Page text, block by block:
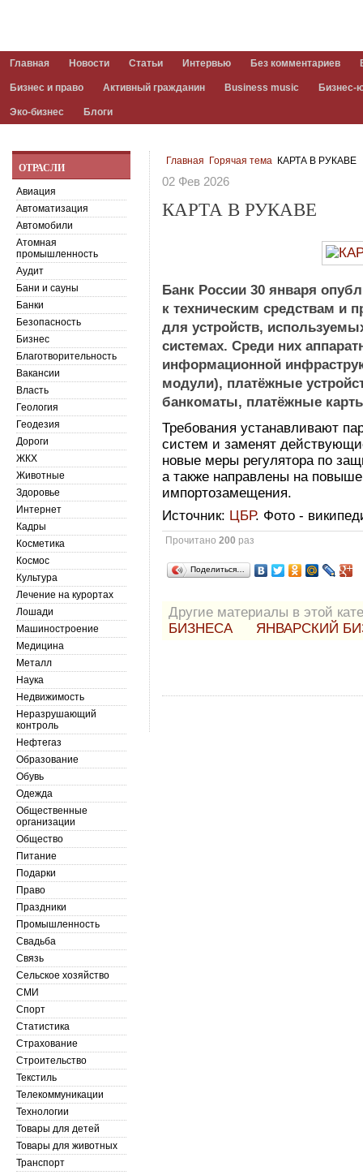
Главная Новости Статьи Интервью Без комментариев
Бизнес и право Активный гражданин Business music Бизнес-
Эко-бизнес Блоги
Главная Горячая тема КАРТА В РУКАВЕ
02 Фев 2026
КАРТА В РУКАВЕ
Банк России 30 января
к техническим средствам и
для устройств,
системах. Среди них
информационной
модули), платёжные
банкоматы, платёжные
Требования устанавливают
систем и заменят
новые меры регулятора по
а также направлены на
импортозамещения.
Источник: ЦБР. Фото -
Прочитано200 раз
Поделиться…
Другие материалы в этой
БИЗНЕСА
ЯНВАРСКИЙ
ОТРАСЛИ
Авиация
Автоматизация
Автомобили
Атомная
промышленность
Аудит
Бани и сауны
Банки
Безопасность
Бизнес
Благотворительность
Вакансии
Власть
Геология
Геодезия
Дороги
ЖКХ
Животные
Здоровье
Интернет
Кадры
Косметика
Космос
Культура
Лечение на курортах
Лошади
Машиностроение
Медицина
Металл
Наука
Недвижимость
Неразрушающий
контроль
Нефтегаз
Образование
Обувь
Одежда
Общественные
организации
Общество
Питание
Подарки
Право
Праздники
Промышленность
Свадьба
Связь
Сельское хозяйство
СМИ
Спорт
Статистика
Страхование
Строительство
Текстиль
Телекоммуникации
Технологии
Товары для детей
Товары для животных
Транспорт